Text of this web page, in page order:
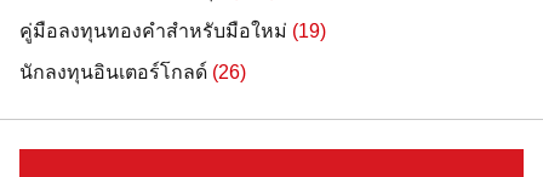
คู่มือลงทุนทองคำสำหรับมือใหม่ (19)
นักลงทุนอินเตอร์โกลด์ (26)